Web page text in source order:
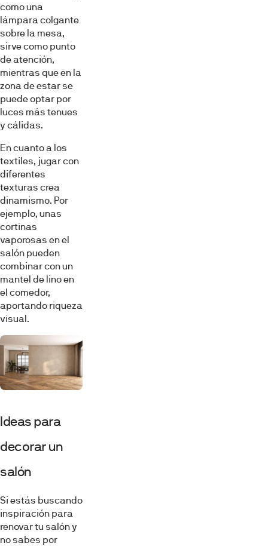
como una
lámpara colgante
sobre la mesa,
sirve como punto
de atención,
mientras que en la
zona de estar se
puede optar por
luces más tenues
y cálidas.
En cuanto a los
textiles, jugar con
diferentes
texturas crea
dinamismo. Por
ejemplo, unas
cortinas
vaporosas en el
salón pueden
combinar con un
mantel de lino en
el comedor,
aportando riqueza
visual.
Ideas para
decorar un
salón
Si estás buscando
inspiración para
renovar tu salón y
no sabes por